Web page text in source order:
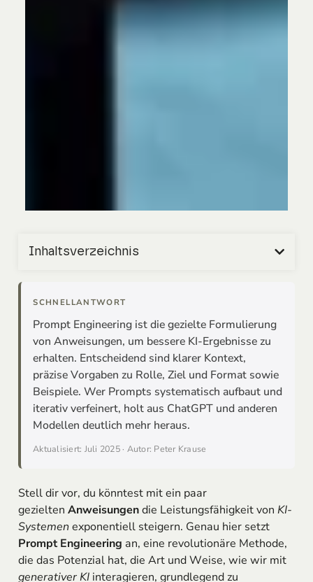
Inhaltsverzeichnis
SCHNELLANTWORT
Prompt Engineering ist die gezielte Formulierung
von Anweisungen, um bessere KI-Ergebnisse zu
erhalten. Entscheidend sind klarer Kontext,
präzise Vorgaben zu Rolle, Ziel und Format sowie
Beispiele. Wer Prompts systematisch aufbaut und
iterativ verfeinert, holt aus ChatGPT und anderen
Modellen deutlich mehr heraus.
Aktualisiert: Juli 2025 · Autor: Peter Krause
Stell dir vor, du könntest mit ein paar
gezielten Anweisungendie Leistungsfähigkeit von KI-
Systemenexponentiell steigern. Genau hier setzt
Prompt Engineering an, eine revolutionäre Methode,
die das Potenzial hat, die Art und Weise, wie wir mit
generativer KIinteragieren, grundlegend zu